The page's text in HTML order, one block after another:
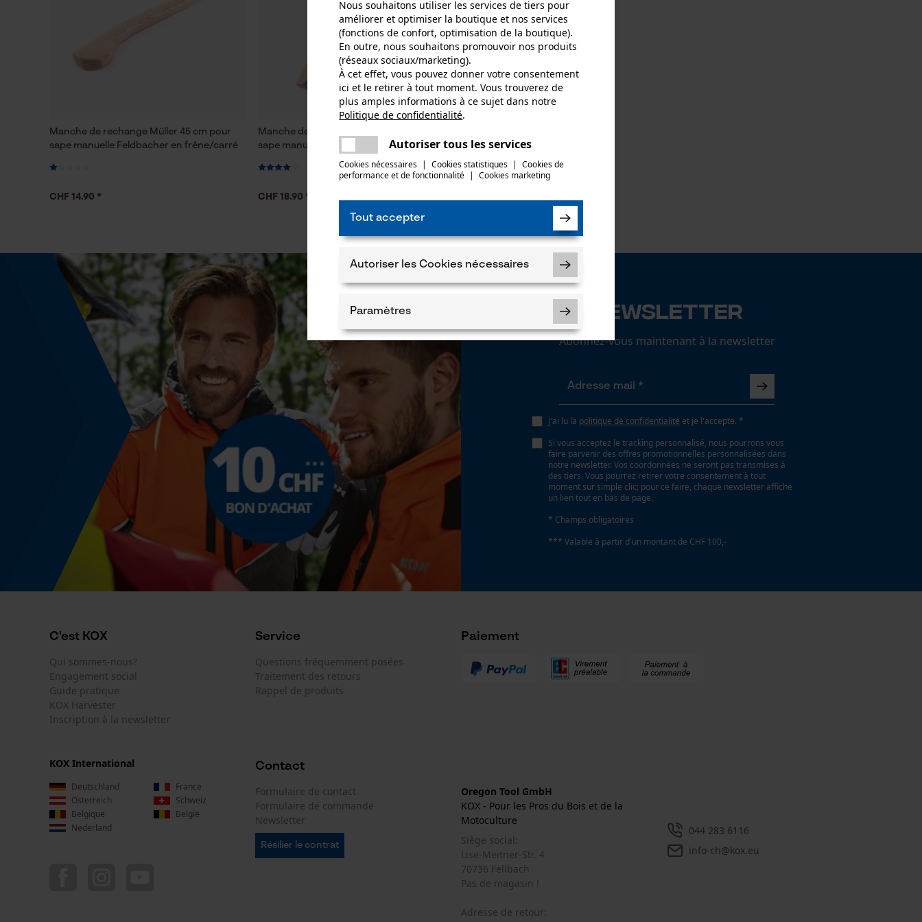
Manche de rechange Müller 45 cm pour
sape manuelle Feldbacher en frêne/carré
CHF 14.90 *
Manche de rechange Müller 70 cm pour
sape manuelle Feldbacher en frêne/carré
CHF 18.90 *
Newsletter
Abonnez-vous maintenant à la newsletter
J'ai lu la politique de confidentialité et je l'accepte. *
Si vous acceptez le tracking personnalisé, nous pourrons vous
faire parvenir des offres promotionnelles personnalisées dans
notre newsletter. Vos coordonnées ne seront pas transmises à
des tiers. Vous pourrez retirer votre consentement à tout
moment sur simple clic; pour ce faire, chaque newsletter affiche
un lien tout en bas de page.
* Champs obligatoires
*** Valable à partir d'un montant de CHF 100,-
C'est KOX
Qui sommes-nous?
Engagement social
Guide pratique
KOX Harvester
Inscription à la newsletter
Service
Questions fréquemment posées
Traitement des retours
Rappel de produits
Paiement
Contact
Formulaire de contact
Formulaire de commande
Newsletter
Résilier le contrat
Oregon Tool GmbH
KOX - Pour les Pros du Bois et de la
Motoculture
Siège social:
Lise-Meitner-Str. 4
70736 Fellbach
Pas de magasin !
Adresse de retour:
044 283 6116
info-ch@kox.eu
KOX International
Deutschland
France
Österreich
Schweiz
Belgique
België
Nederland
Nous souhaitons utiliser les services de tiers pour
améliorer et optimiser la boutique et nos services
(fonctions de confort, optimisation de la boutique).
En outre, nous souhaitons promouvoir nos produits
(réseaux sociaux/marketing).
À cet effet, vous pouvez donner votre consentement
ici et le retirer à tout moment. Vous trouverez de
plus amples informations à ce sujet dans notre
Politique de confidentialité.
Autoriser tous les services
Cookies nécessaires | Cookies statistiques |
Cookies de
performance et de fonctionnalité | Cookies marketing
Tout accepter
Autoriser les Cookies nécessaires
Paramètres
Cookies nécessaires
Vérifier linstallation de cookies
ID de session
traitement des données
Cookies statistiques
fonctionnalité
Loop54 Personalization
Page d'accueil personnalisée
Panier sauvegardé
Salutation personnelle
Une erreur s'est produite. Veuillez essayer
encore.
partager